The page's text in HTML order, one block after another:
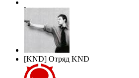
[KND] Отряд KND